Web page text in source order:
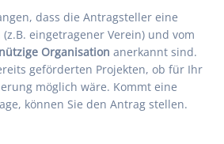
dass die Antragsteller eine
eingetragener Verein) und vom
Organisation anerkannt sind.
geförderten Projekten, ob für Ihr
möglich wäre. Kommt eine
können Sie den Antrag stellen.